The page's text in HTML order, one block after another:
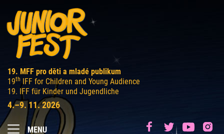
19. MFF pro děti a mladé publikum
19th IFF for Children and Young Audience
19. IFF für Kinder und Jugendliche
4.–9. 11. 2026
MENU